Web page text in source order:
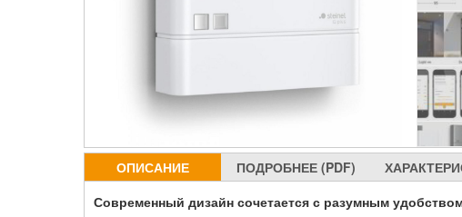
ОПИСАНИЕ ПОДРОБНЕЕ (PDF)
Современный дизайн сочетается с разумным